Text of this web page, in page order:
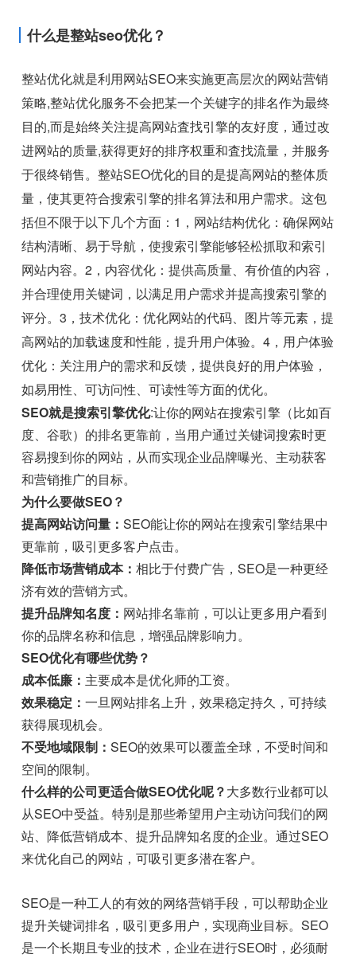
什么是整站seo优化？
整站优化就是利用网站SEO来实施更高层次的网站营销
策略,整站优化服务不会把某一个关键字的排名作为最终
目的,而是始终关注提高网站査找引擎的友好度，通过改
进网站的质量,获得更好的排序权重和査找流量，并服务
于很终销售。整站SEO优化的目的是提高网站的整体质
量，使其更符合搜索引擎的排名算法和用户需求。这包
括但不限于以下几个方面：1，网站结构优化：确保网站
结构清晰、易于导航，使搜索引擎能够轻松抓取和索引
网站内容。2，内容优化：提供高质量、有价值的内容，
并合理使用关键词，以满足用户需求并提高搜索引擎的
评分。3，技术优化：优化网站的代码、图片等元素，提
高网站的加载速度和性能，提升用户体验。4，用户体验
优化：关注用户的需求和反馈，提供良好的用户体验，
如易用性、可访问性、可读性等方面的优化。
SEO就是搜索引擎优化:让你的网站在搜索引擎（比如百
度、谷歌）的排名更靠前，当用户通过关键词搜索时更
容易搜到你的网站，从而实现企业品牌曝光、主动获客
和营销推广的目标。
为什么要做SEO？
提高网站访问量：SEO能让你的网站在搜索引擎结果中
更靠前，吸引更多客户点击。
降低市场营销成本：相比于付费广告，SEO是一种更经
济有效的营销方式。
提升品牌知名度： 网站排名靠前，可以让更多用户看到
你的品牌名称和信息，增强品牌影响力。
SEO优化有哪些优势？
成本低廉： 主要成本是优化师的工资。
效果稳定：一旦网站排名上升，效果稳定持久，可持续
获得展现机会。
不受地域限制：SEO的效果可以覆盖全球，不受时间和
空间的限制。
什么样的公司更适合做SEO优化呢？大多数行业都可以
从SEO中受益。特别是那些希望用户主动访问我们的网
站、降低营销成本、提升品牌知名度的企业。通过SEO
来优化自己的网站，可吸引更多潜在客户。
SEO是一种工人的有效的网络营销手段，可以帮助企业
提升关键词排名，吸引更多用户，实现商业目标。SEO
是一个长期且专业的技术，企业在进行SEO时，必须耐